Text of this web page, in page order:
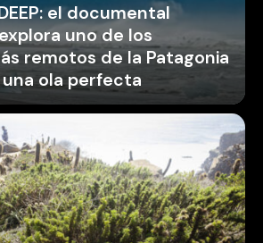
el documental
uno de los
remotos de la Patagonia
ola perfecta